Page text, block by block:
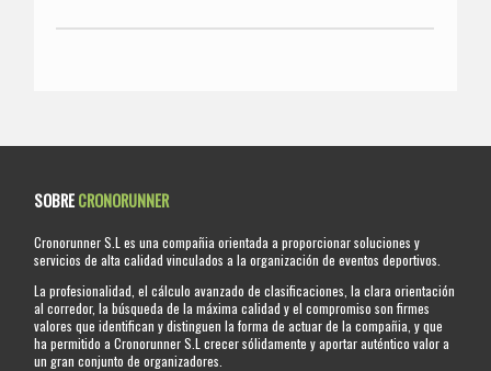
SOBRECRONORUNNER
Cronorunner S.L es una compañia orientada a proporcionar soluciones y
servicios de alta calidad vinculados a la organización de eventos deportivos.
La profesionalidad, el cálculo avanzado de clasificaciones, la clara orientación
al corredor, la búsqueda de la máxima calidad y el compromiso son firmes
valores que identifican y distinguen la forma de actuar de la compañia, y que
ha permitido a Cronorunner S.L crecer sólidamente y aportar auténtico valor a
un gran conjunto de organizadores.